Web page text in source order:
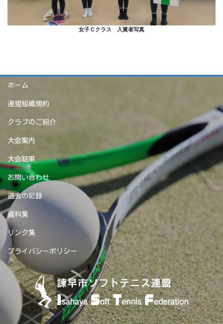
女子Ｃクラス 入賞者写真
ホーム
連盟組織規約
クラブのご紹介
大会案内
大会結果
お問い合わせ
過去の記録
資料集
リンク集
プライバシーポリシー